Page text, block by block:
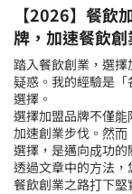
【2026】餐飲
牌，加速餐飲
踏入餐飲創業，選
疑惑。我的經驗是
選擇。
選擇加盟品牌不僅能
加速創業步伐。然
選擇，是邁向成功的
透過文章中的方法
餐飲創業之路打下堅